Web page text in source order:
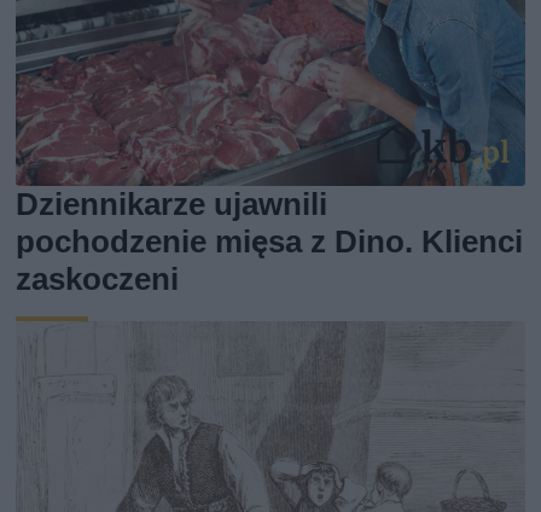
Dziennikarze ujawnili
pochodzenie mięsa z Dino. Klienci
zaskoczeni